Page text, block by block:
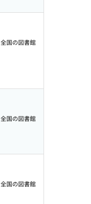
全国の図書館
全国の図書館
全国の図書館